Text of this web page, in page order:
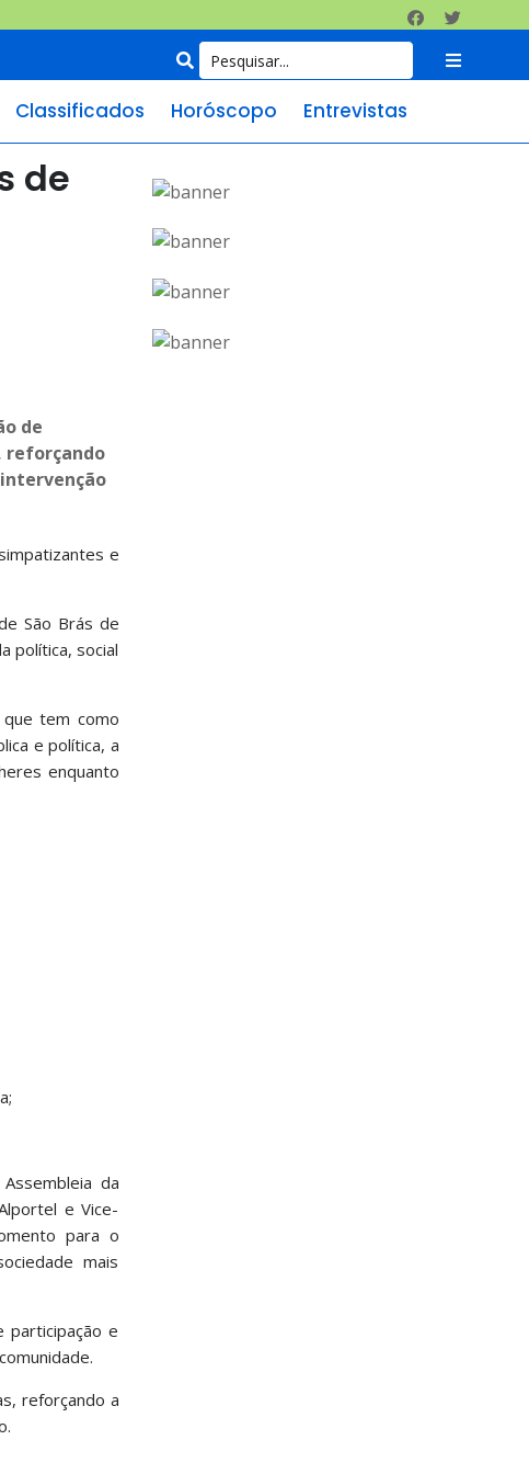
Classificados Horóscopo Entrevistas
de
de
reforçando
e
São Brás de
política, social
que tem como
e política, a
enquanto
da
e Vice-
para o
mais
participação e
reforçando a